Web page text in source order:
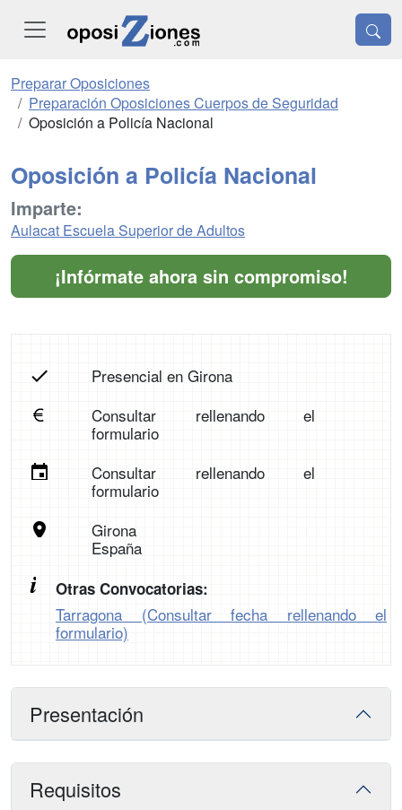
Preparar Oposiciones
Preparación Oposiciones Cuerpos de Seguridad
Oposición a Policía Nacional
Oposición a Policía Nacional
Imparte:
Aulacat Escuela Superior de Adultos
¡Infórmate ahora sin compromiso!
Presencial en Girona
Consultar rellenando el
formulario
Consultar rellenando el
formulario
Girona
España
Otras Convocatorias:
Tarragona (Consultar fecha rellenando el
formulario)
Presentación
Requisitos